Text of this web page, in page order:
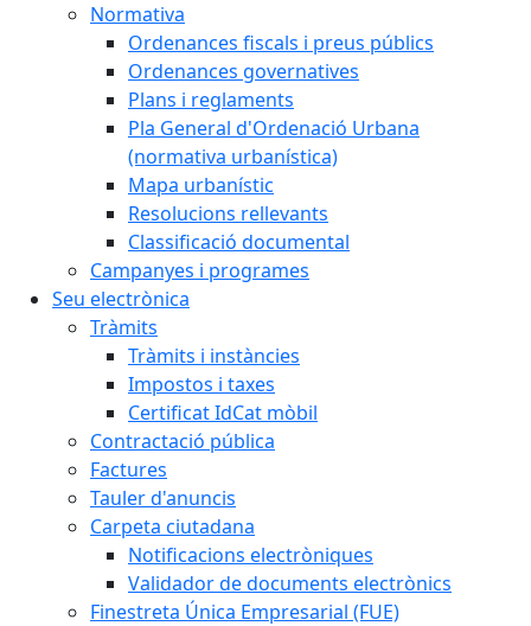
Normativa
Ordenances fiscals i preus públics
Ordenances governatives
Plans i reglaments
Pla General d'Ordenació Urbana
(normativa urbanística)
Mapa urbanístic
Resolucions rellevants
Classificació documental
Campanyes i programes
Seu electrònica
Tràmits
Tràmits i instàncies
Impostos i taxes
Certificat IdCat mòbil
Contractació pública
Factures
Tauler d'anuncis
Carpeta ciutadana
Notificacions electròniques
Validador de documents electrònics
Finestreta Única Empresarial (FUE)